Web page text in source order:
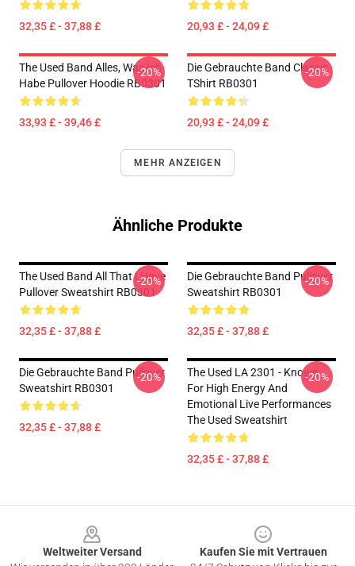
32,35 £ - 37,88 £ 20,93 £ - 24,09 £
The Used Band Alles, Was Ich
Habe Pullover Hoodie RB0301
33,93 £ - 39,46 £
-20%
Die Gebrauchte Band Classic
TShirt RB0301
20,93 £ - 24,09 £
-20%
MEHR ANZEIGEN
Ähnliche Produkte
The Used Band All That I Have
Pullover Sweatshirt RB0301
32,35 £ - 37,88 £
-20%
Die Gebrauchte Band Pullover
Sweatshirt RB0301
32,35 £ - 37,88 £
-20%
Die Gebrauchte Band Pullover
Sweatshirt RB0301
32,35 £ - 37,88 £
-20%
The Used LA 2301 - Known
For High Energy And
Emotional Live Performances
The Used Sweatshirt
32,35 £ - 37,88 £
-20%
Weltweiter Versand
Kaufen Sie mit Vertrauen